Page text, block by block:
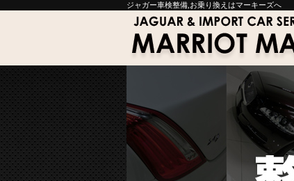
ジャガー車検整備,お乗り換えはマーキーズへ